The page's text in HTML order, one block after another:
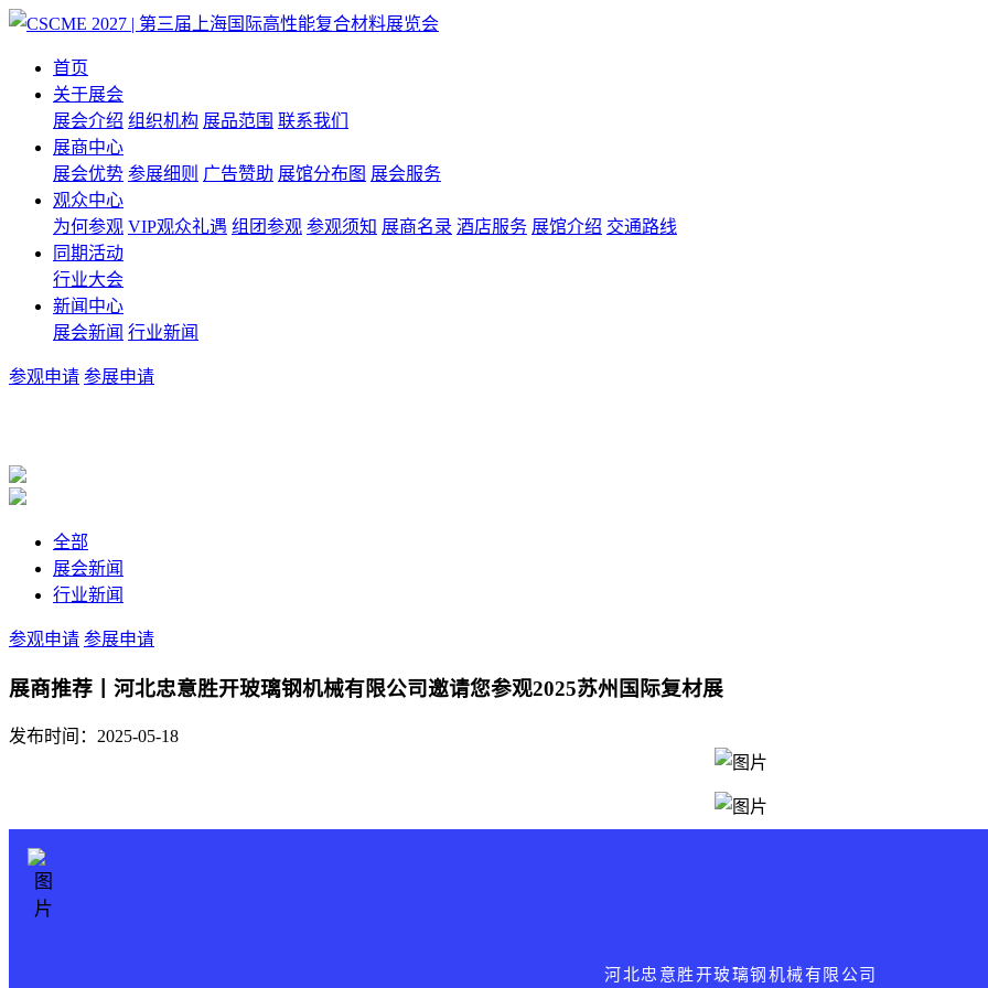
首页
关于展会
展会介绍 组织机构 展品范围 联系我们
展商中心
展会优势 参展细则 广告赞助 展馆分布图 展会服务
观众中心
为何参观 VIP观众礼遇 组团参观 参观须知 展商名录 酒店服务 展馆介绍 交通路线
同期活动
行业大会
新闻中心
展会新闻 行业新闻
参观申请 参展申请
全部
展会新闻
行业新闻
参观申请 参展申请
展商推荐丨河北忠意胜开玻璃钢机械有限公司邀请您参观2025苏州国际复材展
发布时间：2025-05-18
河北忠意胜开玻璃钢机械有限公司